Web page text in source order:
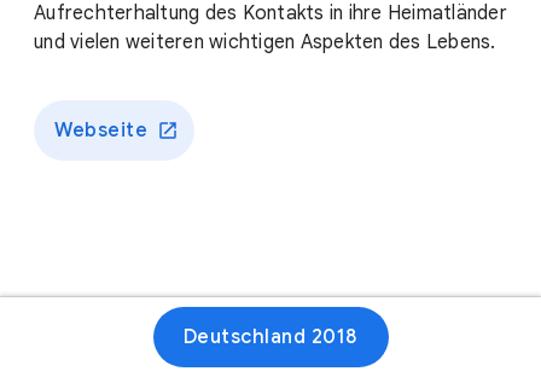
Aufrechterhaltung des Kontakts in ihre Heimatländer
und vielen weiteren wichtigen Aspekten des Lebens.
Webseite
Deutschland 2018